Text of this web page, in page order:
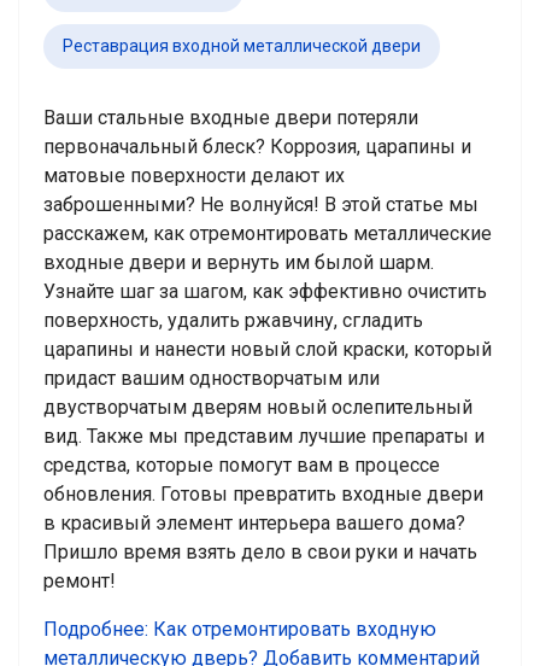
Реставрация входной металлической двери
Ваши стальные входные двери потеряли
первоначальный блеск? Коррозия, царапины и
матовые поверхности делают их
заброшенными? Не волнуйся! В этой статье мы
расскажем, как отремонтировать металлические
входные двери и вернуть им былой шарм.
Узнайте шаг за шагом, как эффективно очистить
поверхность, удалить ржавчину, сгладить
царапины и нанести новый слой краски, который
придаст вашим одностворчатым или
двустворчатым дверям новый ослепительный
вид. Также мы представим лучшие препараты и
средства, которые помогут вам в процессе
обновления. Готовы превратить входные двери
в красивый элемент интерьера вашего дома?
Пришло время взять дело в свои руки и начать
ремонт!
Подробнее: Как отремонтировать входную
металлическую дверь? Добавить комментарий